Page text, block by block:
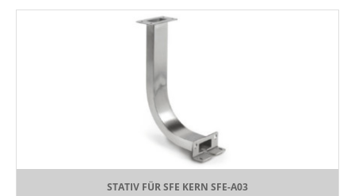
STATIV FÜR SFE KERN SFE-A03